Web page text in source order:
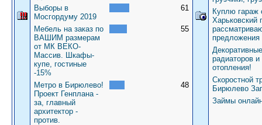
Выборы в
Мосгордуму 2019
61
Мебель на заказ по
ВАШИМ размерам
от МК ВЕКО-
Массив. Шкафы-
купе, гостиные
-15%
55
Метро в Бирюлево!
Проект Генплана -
за, главный
архитектор -
против.
48
Куплю гараж
Харьковский
предложения
радиаторов и
отопления!
Скоростной
Бирюлево
Займы